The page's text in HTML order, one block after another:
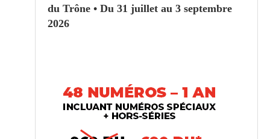
du Trône • Du 31 juillet au 3 septembre
2026